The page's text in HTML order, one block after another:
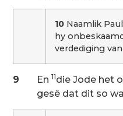
10 Naamlik
hy
verdediging
9 En 11die Jode het
gesê dat dit so